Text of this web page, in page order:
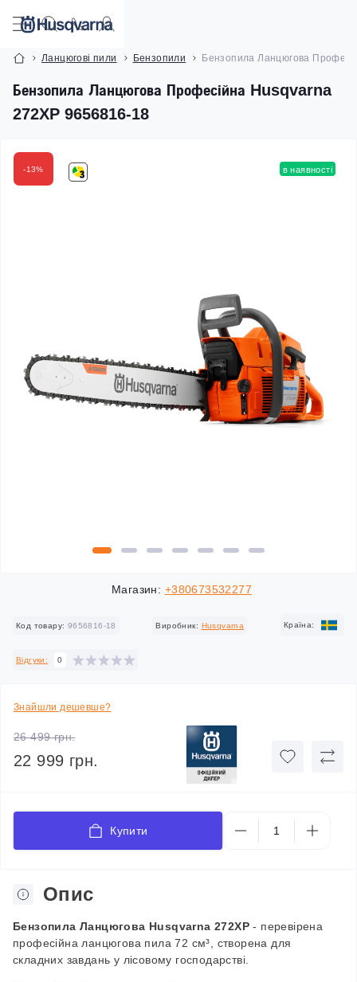
Ланцюгові пили Бензопили Бензопила Ланцюгова
Бензопила Ланцюгова Професійна Husqvarna
272XP 9656816-18
-13% в наявності
Магазин: +380673532277
Код товару: 9656816-18 Виробник: Husqvarna Країна:
Відгуки: 0
Знайшли дешевше?
26 499 грн.
22 999 грн.
Купити
Опис
Бензопила Ланцюгова Husqvarna 272XP - перевірена
професійна ланцюгова пила 72 см³, створена для
складних завдань у лісовому господарстві